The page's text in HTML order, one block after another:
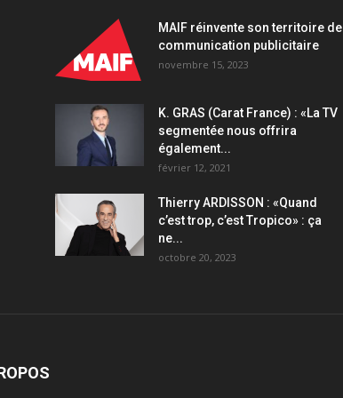
d’Orange
quantity
MAIF réinvente son territoire de
communication publicitaire
novembre 15, 2023
K. GRAS (Carat France) : «La TV
segmentée nous offrira
également...
février 12, 2021
Thierry ARDISSON : «Quand
c’est trop, c’est Tropico» : ça
ne...
octobre 20, 2023